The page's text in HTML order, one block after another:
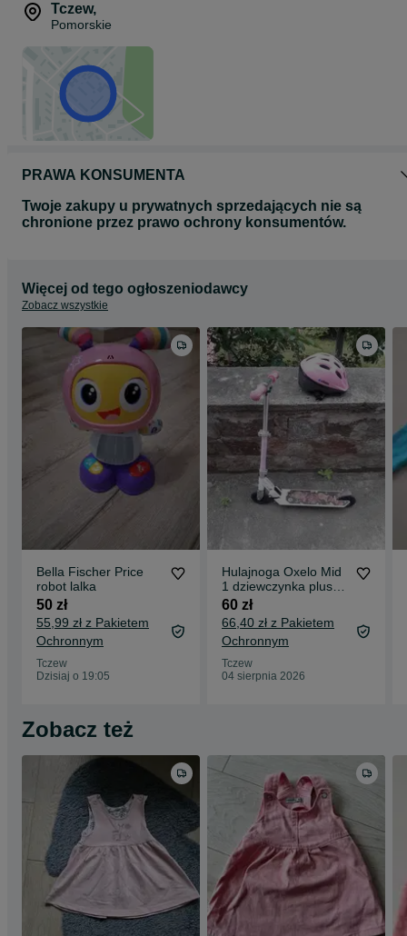
Tczew,
Pomorskie
PRAWA KONSUMENTA
Twoje zakupy u prywatnych sprzedających nie są
chronione przez prawo ochrony konsumentów.
Więcej od tego ogłoszeniodawcy
Zobacz wszystkie
Bella Fischer Price
robot lalka
50 zł
55,99 zł z Pakietem
Ochronnym
Tczew
Dzisiaj o 19:05
Hulajnoga Oxelo Mid
1 dziewczynka plus
kask
60 zł
66,40 zł z Pakietem
Ochronnym
Tczew
04 sierpnia 2026
Zobacz też